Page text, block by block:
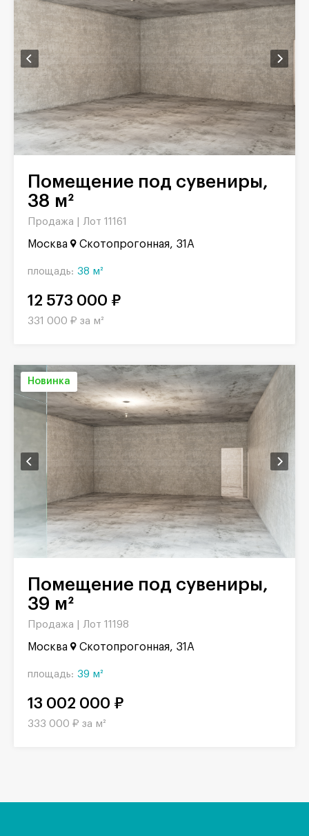
Помещение под сувениры,
38 м²
Продажа | Лот 11161
Москва Скотопрогонная, 31А
площадь: 38 м²
12 573 000 ₽
331 000 ₽ за м²
Новинка
Помещение под сувениры,
39 м²
Продажа | Лот 11198
Москва Скотопрогонная, 31А
площадь: 39 м²
13 002 000 ₽
333 000 ₽ за м²